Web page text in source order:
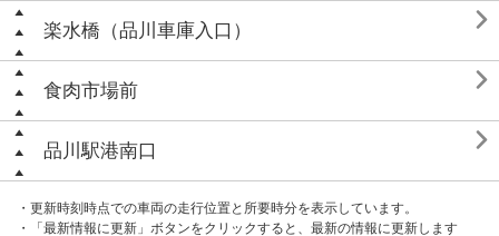
楽水橋（品川車庫入口） 
食肉市場前 
品川駅港南口 
・更新時刻時点での車両の走行位置と所要時分を表示しています。
・「最新情報に更新」ボタンをクリックすると、最新の情報に更新します